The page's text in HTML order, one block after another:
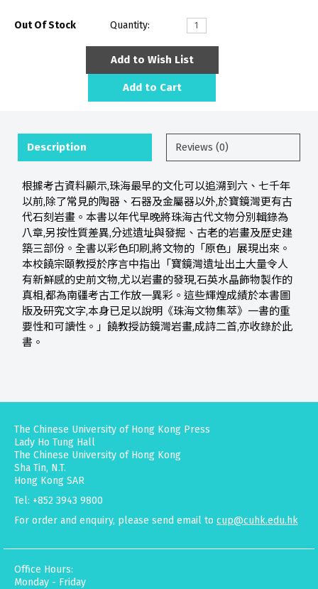
Out Of Stock Quantity:
Add to Wish List
Add to Cart
Description Reviews (0)
根據考古資料顯示,珠海最早的文化可以追溯到六、七千年
以前,除了常見的陶器、石器及金屬器以外,於寶鏡灣更有古
代石刻岩畫。本書以年代早晚將珠海古代文物分別輯錄為
八章,另按性質差異,分述遺址與發掘、古老的岩畫及歷史建
築三部份。全書以彩色印刷,將文物的「原色」展現出來。
本校饒宗頤教授於序言中指出「寶鏡灣遺址出土大量令人
有新鮮感的史前文物,尤以岩畫的發現,石英水晶飾物製作的
真相,都為南疆考古工作放一異彩。這些輝煌成績於本書圖
版及研究文字,本身已足以說明《珠海文物集萃》一書的重
要性和可讀性。」饒教授訪鏡灣岩畫,成詩二首,亦收錄於此
書。
The Chinese University of Hong Kong Press
Lady Ho Tung Hall
The Chinese University of Hong Kong
Sha Tin, N.T.
Hong Kong SAR
Tel: +852 3943 9800
For order and enquiry, please send email to cup@cuhk.edu.hk
Office Hours:
Monday - Friday